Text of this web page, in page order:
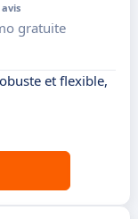
avis
gratuite
et flexible,